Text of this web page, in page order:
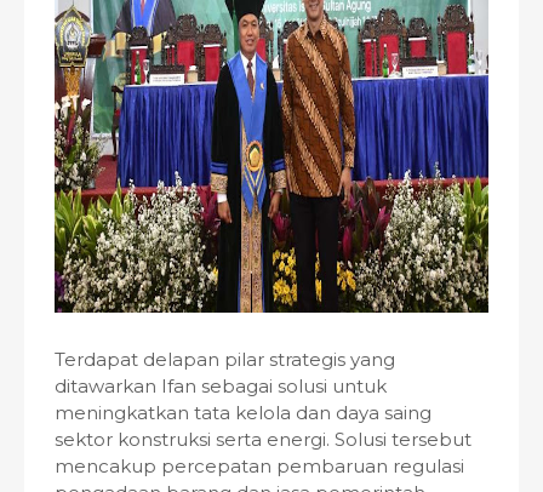
Terdapat delapan pilar strategis yang
ditawarkan Ifan sebagai solusi untuk
meningkatkan tata kelola dan daya saing
sektor konstruksi serta energi. Solusi tersebut
mencakup percepatan pembaruan regulasi